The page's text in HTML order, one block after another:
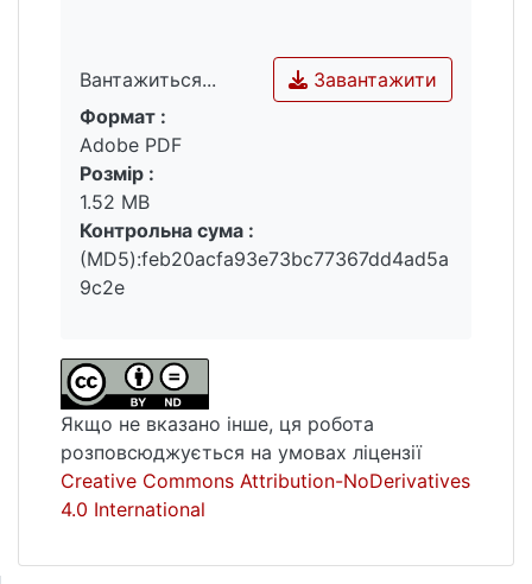
агротехнологічних операцій та внесення
добрив. Впровадження зазначеної системи
дозволить підвищити якість прийняття
управлінських рішень та продуктивність
сільськогосподарської діяльності.
Вантажиться...
Вантажиться...
Завантажити
Формат :
Adobe PDF
Розмір :
1.52 MB
Контрольна сума :
(MD5):feb20acfa93e73bc77367dd4ad5a
9c2e
Якщо не вказано інше, ця робота
розповсюджується на умовах ліцензії
Creative Commons Attribution-NoDerivatives
4.0 International